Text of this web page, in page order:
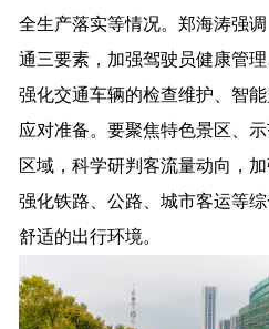
全生产落实等情况。郑海涛强
通三要素，加强驾驶员健康管
强化交通车辆的检查维护、智
应对准备。要聚焦特色景区、
区域，科学研判客流量动向，
强化铁路、公路、城市客运等
舒适的出行环境。